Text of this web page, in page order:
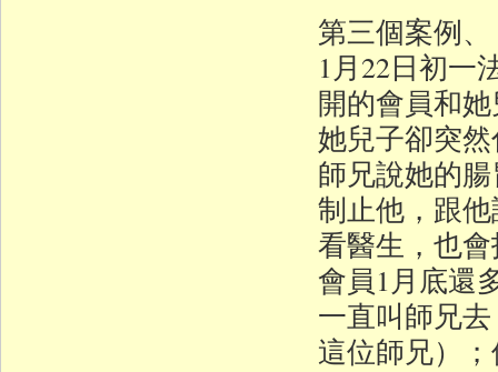
第三個案例、
1月22日初一
開的會員和
她兒子卻突
師兄說她的
制止他，跟
看醫生，也
會員1月底還
一直叫師兄
這位師兄）